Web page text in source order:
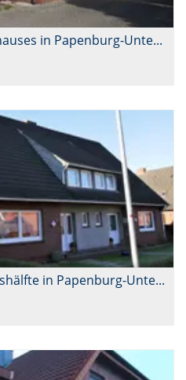
Verkauf eines 3-Familienhauses in Papenburg-Untenende
Verkauf einer Doppelhaushälfte in Papenburg-Untenende